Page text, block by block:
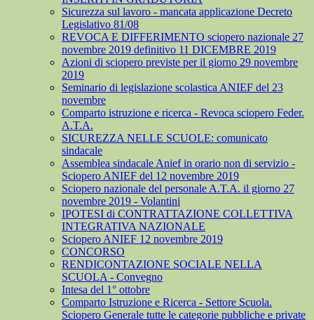
Sicurezza sul lavoro - mancata applicazione Decreto
Legislativo 81/08
REVOCA E DIFFERIMENTO sciopero nazionale 27
novembre 2019 definitivo 11 DICEMBRE 2019
Azioni di sciopero previste per il giorno 29 novembre
2019
Seminario di legislazione scolastica ANIEF del 23
novembre
Comparto istruzione e ricerca - Revoca sciopero Feder.
A.T.A.
SICUREZZA NELLE SCUOLE: comunicato
sindacale
Assemblea sindacale Anief in orario non di servizio -
Sciopero ANIEF del 12 novembre 2019
Sciopero nazionale del personale A.T.A. il giorno 27
novembre 2019 - Volantini
IPOTESI di CONTRATTAZIONE COLLETTIVA
INTEGRATIVA NAZIONALE
Sciopero ANIEF 12 novembre 2019
CONCORSO
RENDICONTAZIONE SOCIALE NELLA
SCUOLA - Convegno
Intesa del 1° ottobre
Comparto Istruzione e Ricerca - Settore Scuola.
Sciopero Generale tutte le categorie pubbliche e private